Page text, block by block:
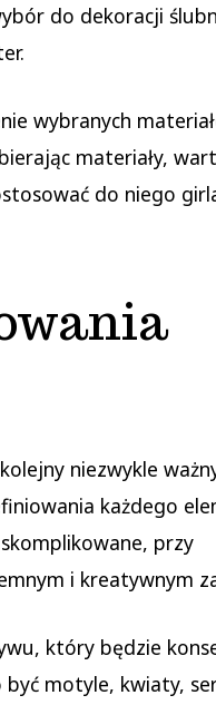
do dekoracji
wybranych
materiały,
do niego
niezwykle
każdego
przy
i kreatywnym
który będzie
motyle, kwiaty,